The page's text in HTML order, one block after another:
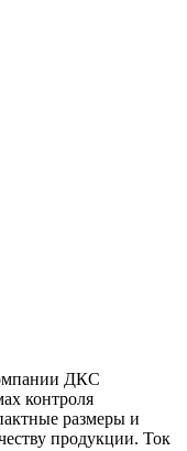
ДКС
контроля
размеры и
продукции. Ток